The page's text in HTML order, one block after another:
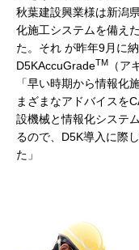
秋葉建設興業様は新潟
化施工システムを備え
た。それ が昨年9月に
D5KAccuGradeTM
（ア
「早い時期から情報化
まざまなアドバイスを
設機械と情報化システ
るので、D5K導入に際
た」